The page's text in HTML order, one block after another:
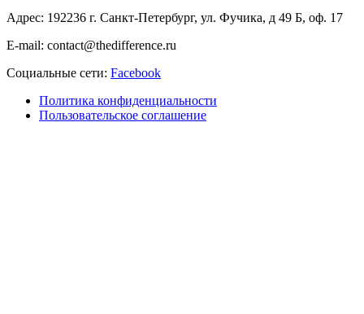
Адрес: 192236 г. Санкт-Петербург, ул. Фучика, д 49 Б, оф. 17
E-mail: contact@thedifference.ru
Социальные сети: Facebook
Политика конфиденциальности
Пользовательское соглашение